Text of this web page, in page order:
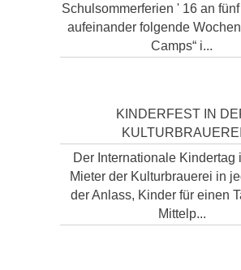
Schulsommerferien ' 16 an
aufeinander folgende
Camps“ i...
KINDERFEST IN
KULTURBRAUEREI
Der Internationale Kindertag
Mieter der Kulturbrauerei in
der Anlass, Kinder für einen
Mittelp...